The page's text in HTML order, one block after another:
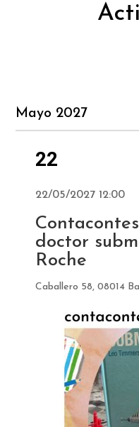
Mayo 2027
22
22/05/2027 12:00
doctor
Roche
Caballero 58, 08014